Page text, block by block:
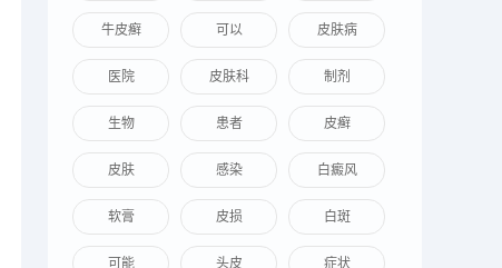
牛皮癣 可以 皮肤病
医院 皮肤科 制剂
生物 患者 皮癣
皮肤 感染 白癜风
软膏 皮损 白斑
可能 头皮 症状